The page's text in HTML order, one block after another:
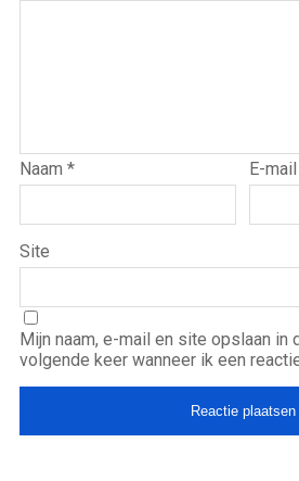
Naam * E-
Site
Mijn naam, e-mail en site opslaan in
volgende keer wanneer ik een